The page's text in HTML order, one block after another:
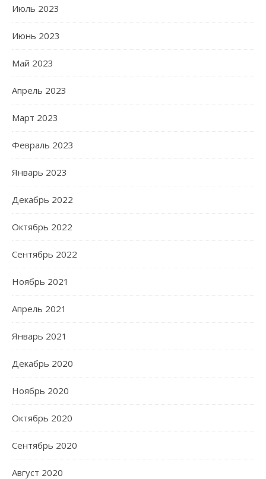
Июль 2023
Июнь 2023
Май 2023
Апрель 2023
Март 2023
Февраль 2023
Январь 2023
Декабрь 2022
Октябрь 2022
Сентябрь 2022
Ноябрь 2021
Апрель 2021
Январь 2021
Декабрь 2020
Ноябрь 2020
Октябрь 2020
Сентябрь 2020
Август 2020